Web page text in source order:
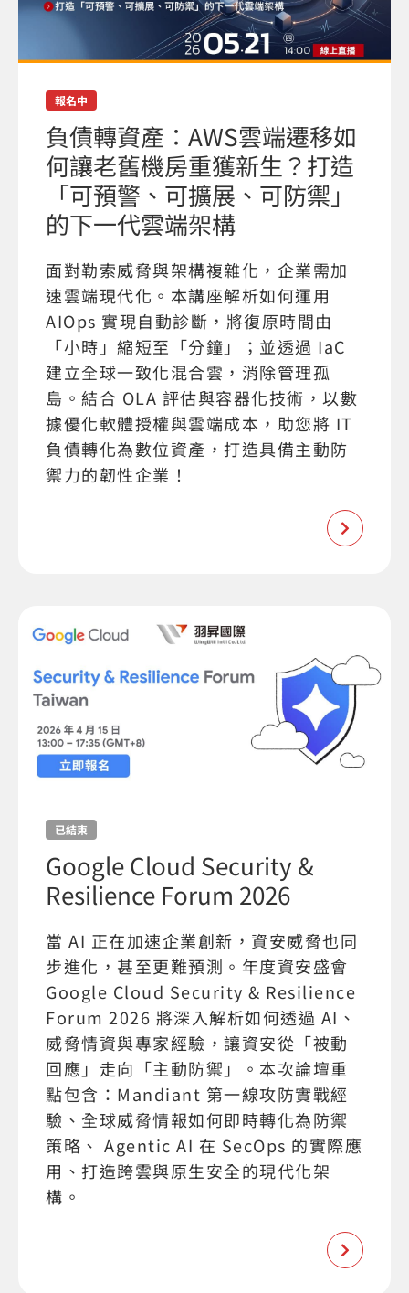
報名中
負債轉資產：AWS雲端遷移如
何讓老舊機房重獲新生？打造
「可預警、可擴展、可防禦」
的下一代雲端架構
面對勒索威脅與架構複雜化，企業需加
速雲端現代化。本講座解析如何運用
AIOps 實現自動診斷，將復原時間由
「小時」縮短至「分鐘」；並透過 IaC
建立全球一致化混合雲，消除管理孤
島。結合 OLA 評估與容器化技術，以數
據優化軟體授權與雲端成本，助您將 IT
負債轉化為數位資產，打造具備主動防
禦力的韌性企業！
已結束
Google Cloud Security &
Resilience Forum 2026
當 AI 正在加速企業創新，資安威脅也同
步進化，甚至更難預測。年度資安盛會
Google Cloud Security & Resilience
Forum 2026 將深入解析如何透過 AI、
威脅情資與專家經驗，讓資安從「被動
回應」走向「主動防禦」。本次論壇重
點包含：Mandiant 第一線攻防實戰經
驗、全球威脅情報如何即時轉化為防禦
策略、 Agentic AI 在 SecOps 的實際應
用、打造跨雲與原生安全的現代化架
構。